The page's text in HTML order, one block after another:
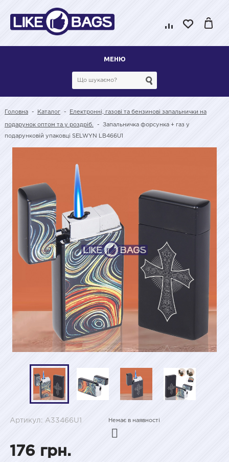
МЕНЮ
Головна - Каталог - Електронні, газові та бензинові запальнички на
подарунок оптом та у роздріб. - Запальничка форсунка + газ у
подарунковій упаковці SELWYN LB466U1
Артикул: A33466U1 Немає в наявності
176 грн.